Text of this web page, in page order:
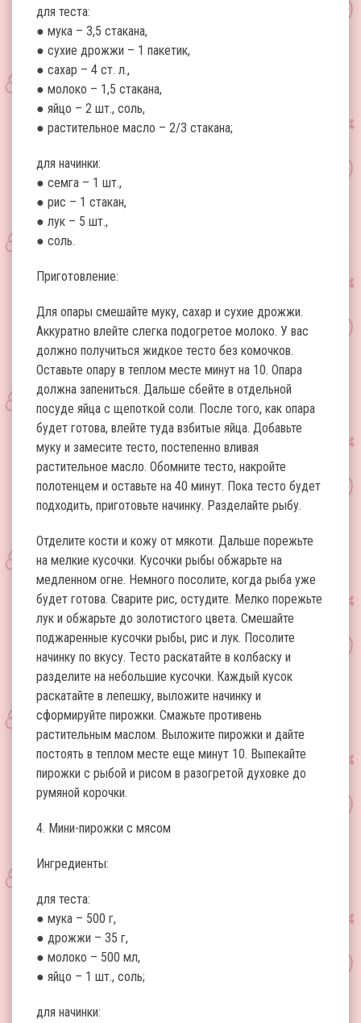
для теста:
● мука – 3,5 стакана,
● сухие дрожжи – 1 пакетик,
● сахар – 4 ст. л.,
● молоко – 1,5 стакана,
● яйцо – 2 шт., соль,
● растительное масло – 2/3 стакана;
для начинки:
● семга – 1 шт.,
● рис – 1 стакан,
● лук – 5 шт.,
● соль.
Приготовление:
Для опары смешайте муку, сахар и сухие дрожжи.
Аккуратно влейте слегка подогретое молоко. У вас
должно получиться жидкое тесто без комочков.
Оставьте опару в теплом месте минут на 10. Опара
должна запениться. Дальше сбейте в отдельной
посуде яйца с щепоткой соли. После того, как опара
будет готова, влейте туда взбитые яйца. Добавьте
муку и замесите тесто, постепенно вливая
растительное масло. Обомните тесто, накройте
полотенцем и оставьте на 40 минут. Пока тесто будет
подходить, приготовьте начинку. Разделайте рыбу.
Отделите кости и кожу от мякоти. Дальше порежьте
на мелкие кусочки. Кусочки рыбы обжарьте на
медленном огне. Немного посолите, когда рыба уже
будет готова. Сварите рис, остудите. Мелко порежьте
лук и обжарьте до золотистого цвета. Смешайте
поджаренные кусочки рыбы, рис и лук. Посолите
начинку по вкусу. Тесто раскатайте в колбаску и
разделите на небольшие кусочки. Каждый кусок
раскатайте в лепешку, выложите начинку и
сформируйте пирожки. Смажьте противень
растительным маслом. Выложите пирожки и дайте
постоять в теплом месте еще минут 10. Выпекайте
пирожки с рыбой и рисом в разогретой духовке до
румяной корочки.
4. Мини-пирожки с мясом
Ингредиенты:
для теста:
● мука – 500 г,
● дрожжи – 35 г,
● молоко – 500 мл,
● яйцо – 1 шт., соль;
для начинки: